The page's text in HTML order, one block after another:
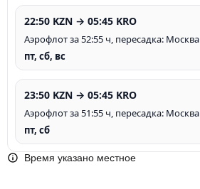
22:50 KZN → 05:45 KRO
Аэрофлот за 52:55 ч, пересадка: Москва
пт, сб, вс
23:50 KZN → 05:45 KRO
Аэрофлот за 51:55 ч, пересадка: Москва
пт, сб
Время указано местное